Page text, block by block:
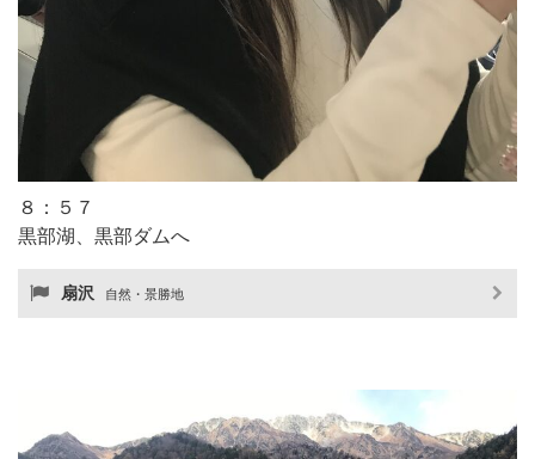
８：５７
黒部湖、黒部ダムへ
扇沢 自然・景勝地